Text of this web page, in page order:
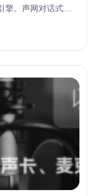
擎。声网对话式
“能说会道”的对